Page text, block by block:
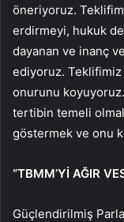
öneriyoruz.
erdirmeyi, hukuk
dayanan ve inanç
ediyoruz.
onurunu
tertibin temeli
göstermek ve onu
“TBMM’Yİ AĞIR
Güçlendirilmiş